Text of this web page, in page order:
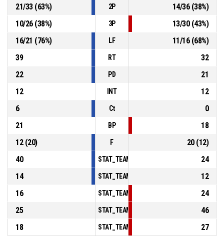
21/33(63%) 2P 14/36(38%)
10/26(38%) 3P 13/30(43%)
16/21 (76%) LF 11/16(68%)
39
RT
32
22
PD
21
12
INT
12
6
Ct
0
21
BP
18
12(20) F 20(12)
40
24
14
12
16
24
25
46
18
27